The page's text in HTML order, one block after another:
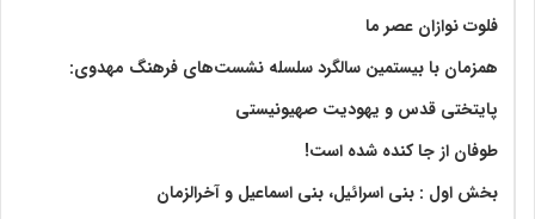
فلوت نوازان عصر ما
همزمان با بیستمین سالگرد سلسله نشست‌های فرهنگ مهدوی:‌
پایتختی قدس و یهودیت صهیونیستی
طوفان از جا کنده شده است!
بخش اول : بنی اسرائیل، بنی اسماعیل و آخرالزمان